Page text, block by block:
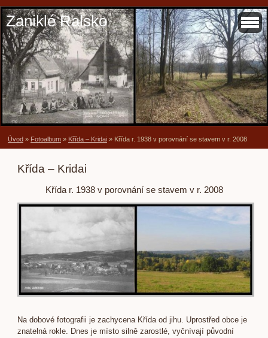
Zaniklé Ralsko
Úvod » Fotoalbum » Křída – Kridai » Křída r. 1938 v porovnání se stavem v r. 2008
Křída – Kridai
Křída r. 1938 v porovnání se stavem v r. 2008
Na dobové fotografii je zachycena Křída od jihu. Uprostřed obce je
znatelná rokle. Dnes je místo silně zarostlé, vyčnívají původní